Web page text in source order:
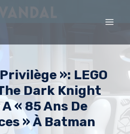
»: LEGO
Dark Knight
« 85 Ans De
» À Batman